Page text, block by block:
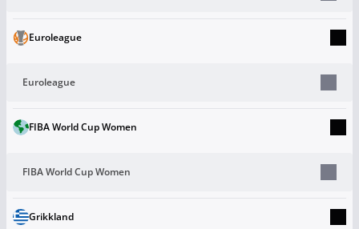
Euroleague
Euroleague
FIBA World Cup Women
FIBA World Cup Women
Grikkland